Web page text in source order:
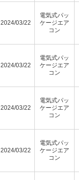
2024/03/22
電気式パッ
ケージエア
コン
2024/03/22
電気式パッ
ケージエア
コン
2024/03/22
電気式パッ
ケージエア
コン
2024/03/22
電気式パッ
ケージエア
コン